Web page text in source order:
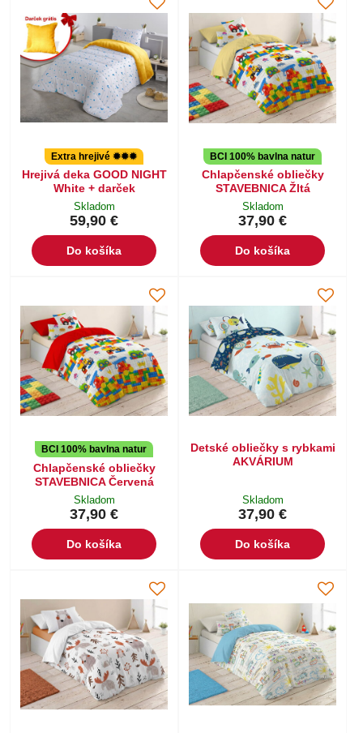
Extra hrejivé ✹✹✹
Hrejivá deka GOOD NIGHT
White + darček
Skladom
59,90 €
Do košíka
BCI 100% bavlna natur
Chlapčenské obliečky
STAVEBNICA Žltá
Skladom
37,90 €
Do košíka
BCI 100% bavlna natur
Chlapčenské obliečky
STAVEBNICA Červená
Skladom
37,90 €
Do košíka
Detské obliečky s rybkami
AKVÁRIUM
Skladom
37,90 €
Do košíka